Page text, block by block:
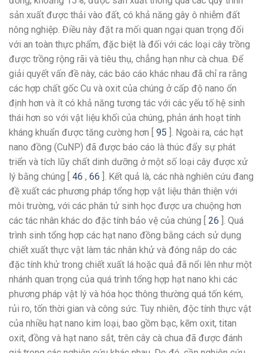
sản xuất được thải vào đất, có khả năng gây ô nhiễm đất
nông nghiệp. Điều này đặt ra mối quan ngại quan trọng đối
với an toàn thực phẩm, đặc biệt là đối với các loại cây trồng
được trồng rộng rãi và tiêu thụ, chẳng hạn như cà chua. Để
giải quyết vấn đề này, các báo cáo khác nhau đã chỉ ra rằng
các hợp chất gốc Cu và oxit của chúng ở cấp độ nano ổn
định hơn và ít có khả năng tương tác với các yếu tố hệ sinh
thái hơn so với vật liệu khối của chúng, phản ánh hoạt tính
kháng khuẩn được tăng cường hơn [ 95 ]. Ngoài ra, các hạt
nano đồng (CuNP) đã được báo cáo là thúc đẩy sự phát
triển và tích lũy chất dinh dưỡng ở một số loại cây được xử
lý bằng chúng [ 46 , 66 ]. Kết quả là, các nhà nghiên cứu đang
đề xuất các phương pháp tổng hợp vật liệu thân thiện với
môi trường, với các phân tử sinh học được ưa chuộng hơn
các tác nhân khác do đặc tính bảo vệ của chúng [ 26 ]. Quá
trình sinh tổng hợp các hạt nano đồng bằng cách sử dụng
chiết xuất thực vật làm tác nhân khử và đóng nắp do các
đặc tính khử trong chiết xuất lá hoặc quả đã nổi lên như một
nhánh quan trọng của quá trình tổng hợp hạt nano khi các
phương pháp vật lý và hóa học thông thường quá tốn kém,
rủi ro, tốn thời gian và công sức. Tuy nhiên, độc tính thực vật
của nhiều hạt nano kim loại, bao gồm bạc, kẽm oxit, titan
oxit, đồng và hạt nano sắt, trên cây cà chua đã được đánh